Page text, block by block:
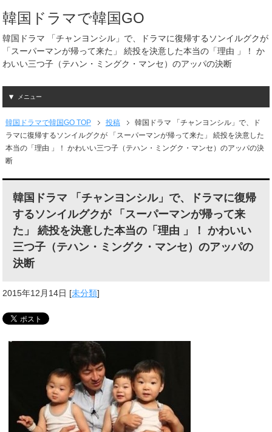
韓国ドラマで韓国GO
韓国ドラマ 「チャンヨンシル」で、ドラマに復帰するソンイルグクが
「スーパーマンが帰って来た」 続投を決意した本当の「理由 」！ か
わいい三つ子（テハン・ミングク・マンセ）のアッパの決断
メニュー
韓国ドラマで韓国GO TOP 投稿
韓国ドラマ 「チャンヨンシル」で、ド
ラマに復帰するソンイルグクが 「スーパーマンが帰って来た」 続投を決意した
本当の「理由 」！ かわいい三つ子（テハン・ミングク・マンセ）のアッパの決
断
韓国ドラマ 「チャンヨンシル」で、ドラマに復帰
するソンイルグクが 「スーパーマンが帰って来
た」 続投を決意した本当の「理由 」！ かわいい
三つ子（テハン・ミングク・マンセ）のアッパの
決断
2015年12月14日 [未分類]